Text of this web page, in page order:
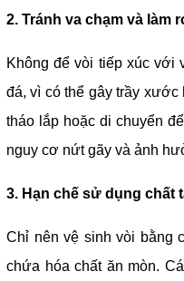
2. Tránh va chạm và làm
Không để vòi tiếp xúc với
đá, vì có thể gây trầy xước
tháo lắp hoặc di chuyển
nguy cơ nứt gãy và ảnh
3. Hạn chế sử dụng chất
Chỉ nên vệ sinh vòi bằng
chứa hóa chất ăn mòn.